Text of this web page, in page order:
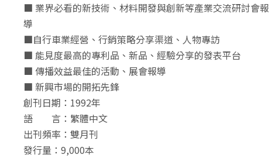
■ 業界必看的新技術、材料開發與創新等產業交流研討會報
導
■自行車業經營、行銷策略分享渠道、人物專訪
■ 能見度最高的專利品、新品、經驗分享的發表平台
■ 傳播效益最佳的活動、展會報導
■ 新興市場的開拓先鋒
創刊日期：1992年
語 言：繁體中文
出刊頻率：雙月刊
發行量：9,000本